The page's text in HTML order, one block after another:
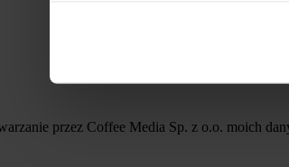
przez Coffee Media Sp. z o.o. moich